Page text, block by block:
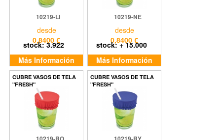
10219-LI
desde
0,8400 €
stock: 3.922
Más Información
10219-NE
desde
0,8400 €
stock: + 15.000
Más Información
CUBRE VASOS DE TELA
"FRESH"
CUBRE VASOS DE TELA
"FRESH"